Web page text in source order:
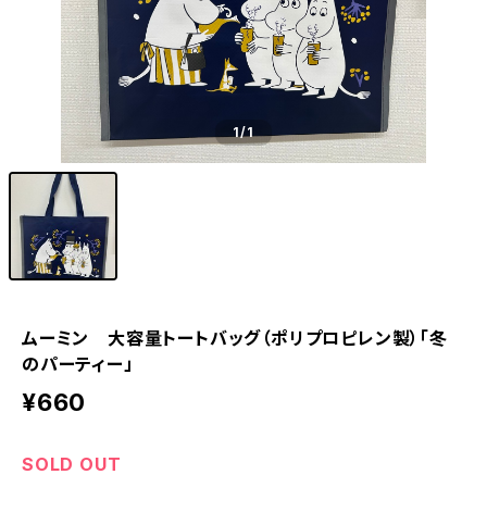
1/1
ムーミン 大容量トートバッグ（ポリプロピレン製）「冬
のパーティー」
¥660
SOLD OUT